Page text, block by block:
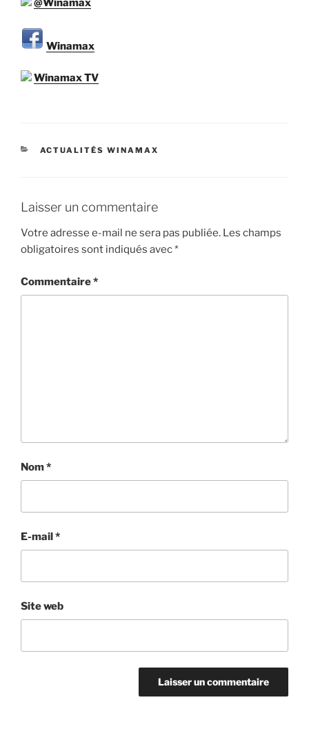
@Winamax
Winamax
Winamax TV
CATÉGORIES
ACTUALITÉS WINAMAX
Laisser un commentaire
Votre adresse e-mail ne sera pas publiée. Les champs
obligatoires sont indiqués avec*
Commentaire*
Nom*
E-mail*
Site web